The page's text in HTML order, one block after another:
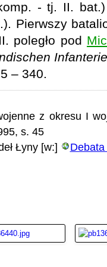
- tj. II.
Pierwszy
poległo pod
– 340.
z okresu I
s. 45
Łyny [w:]